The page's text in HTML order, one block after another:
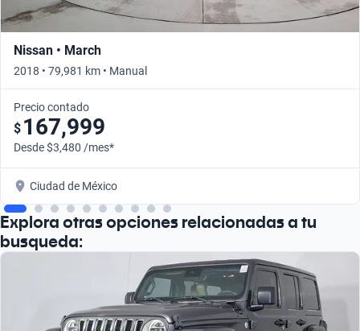
Nissan • March
2018 • 79,981 km • Manual
Precio contado
$ 167,999
Desde $3,480 /mes*
Ciudad de México
Explora otras opciones relacionadas a tu
busqueda: